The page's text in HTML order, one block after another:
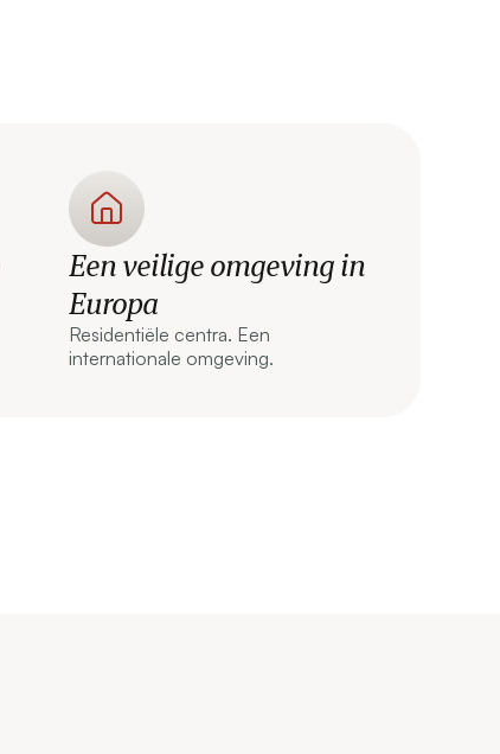
Een veilige omgeving in
Europa
Residentiële centra. Een
internationale omgeving.